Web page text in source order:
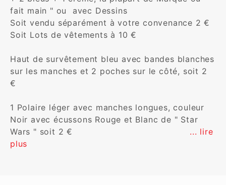
fait main " ou  avec Dessins
Soit vendu séparément à votre convenance 2 €
Soit Lots de vêtements à 10 €
Haut de survêtement bleu avec bandes blanches
sur les manches et 2 poches sur le côté, soit 2
€
1 Polaire léger avec manches longues, couleur
Noir avec écussons Rouge et Blanc de " Star
Wars " soit 2 € ... lire
plus